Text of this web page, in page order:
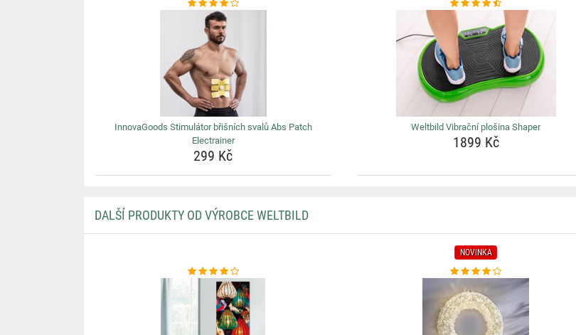
InnovaGoods Stimulátor břišních svalů Abs Patch
Electrainer
299 Kč
Weltbild Vibrační plošina Shaper
1899 Kč
DALŠÍ PRODUKTY OD VÝROBCE WELTBILD
NOVINKA